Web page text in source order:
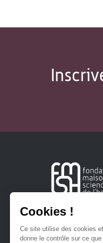
Créée en 1963,
soutient la
sciences